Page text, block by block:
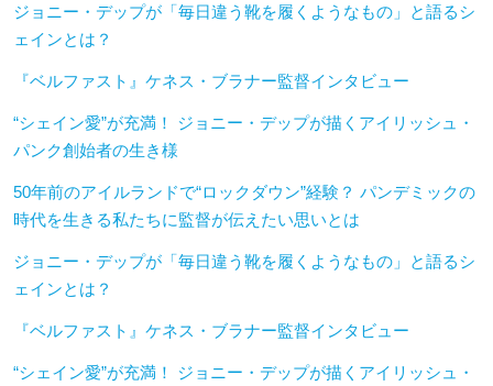
ジョニー・デップが「毎日違う靴を履くようなもの」と語るシ
ェインとは？
『ベルファスト』ケネス・ブラナー監督インタビュー
“シェイン愛”が充満！ ジョニー・デップが描くアイリッシュ・
パンク創始者の生き様
50年前のアイルランドで“ロックダウン”経験？ パンデミックの
時代を生きる私たちに監督が伝えたい思いとは
ジョニー・デップが「毎日違う靴を履くようなもの」と語るシ
ェインとは？
『ベルファスト』ケネス・ブラナー監督インタビュー
“シェイン愛”が充満！ ジョニー・デップが描くアイリッシュ・